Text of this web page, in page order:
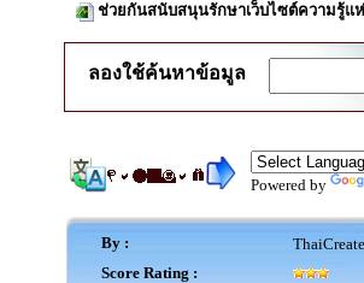
ช่วยกันสนับสนุนรักษาเว็บไซต์ความรู้แ
ลองใช้ค้นหาข้อมูล
Powered by
By :
Score Rating :